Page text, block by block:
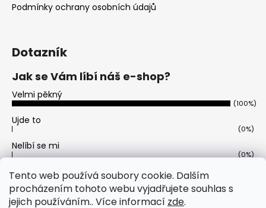
Tento web používá soubory cookie. Dalším
procházením tohoto webu vyjadřujete souhlas s
jejich používáním.. Více informací zde.
Podmínky ochrany osobních údajů
Dotazník
Jak se Vám líbí náš e-shop?
Velmi pěkný
(100%)
Ujde to
(0%)
Nelíbí se mi
(0%)
Počet hlasů: